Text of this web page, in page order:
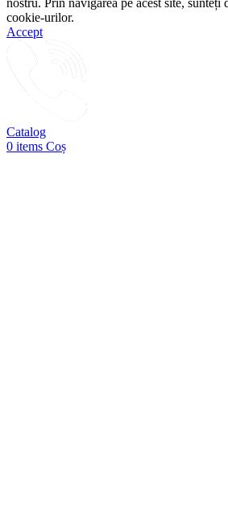
cookie-urilor.
Accept
Catalog
0 items Coș